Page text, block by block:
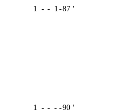
1 - - 1 -87 ʼ
1 - - - -90 ʼ